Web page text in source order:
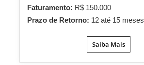
Faturamento: R$ 150.000
Prazo de Retorno: 12 até 15 meses
Saiba Mais